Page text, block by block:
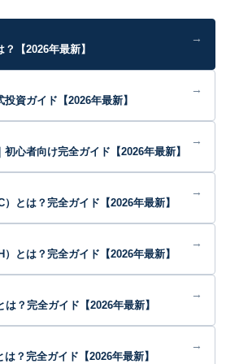
【2026年最新】
→
資ガイド【2026年最新】
→
心者向け完全ガイド【2026年最新】
→
とは？完全ガイド【2026年最新】
→
とは？完全ガイド【2026年最新】
→
は？完全ガイド【2026年最新】
→
？完全ガイド【2026年最新】
→